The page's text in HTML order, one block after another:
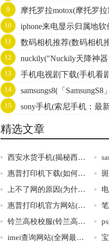
了解！)
9
摩托罗拉motox(摩托罗
计定义的智能手机之一)
10
iphone来电显示归属地
iphone来电归属地查询工具”)
11
数码相机推荐(数码相机
了解的五款相机)
12
nuckily("Nuckily天降神
旅")
13
手机电视剧下载(手机看
新电视剧！)
14
samsungs8(「
用技巧一览)
15
sony手机(索尼手机：最
攻略全解析)
精选文章
西安水货手机(揭秘西安水货手机市场：诈骗、侵权、仿冒的惊人内幕)
惠普打印机下载(如何下载惠普打印机驱动程序)
上不了网的原因(为什么无法连接网络？排查上不了网的原因！)
惠普打印机官方网站(惠普打印机官网，官方产品销售展示、驱动下载！)
铃兰高校校服(铃兰高校校服：校园时尚的代表之一)
imei查询网站(全网最全IMEI查询网站推荐！)